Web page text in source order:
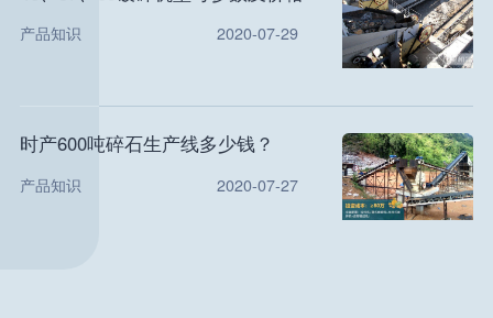
产品知识 2020-07-29
时产600吨碎石生产线多少钱？
产品知识 2020-07-27